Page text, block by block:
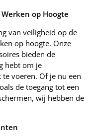
op Hoogte
van veiligheid op de
op hoogte. Onze
bieden de
hebt om je
voeren. Of je nu een
de toegang tot een
wij hebben de